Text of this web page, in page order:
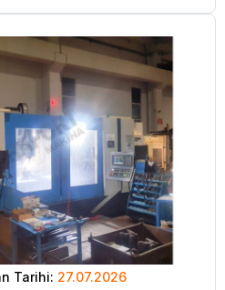
Tarihi: 27.07.2026